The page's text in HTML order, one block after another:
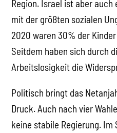
Region. Israel ist aber
mit der größten sozialen
2020 waren 30% der
Seitdem haben sich durch
Arbeitslosigkeit die
Politisch bringt das
Druck. Auch nach vier
keine stabile Regierung. Im